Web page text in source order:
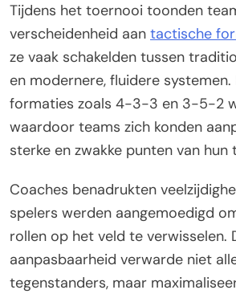
Tijdens het toernooi toonden
verscheidenheid aan tactische
ze vaak schakelden tussen
en modernere, fluidere
formaties zoals 4-3-3 en 3-5-2
waardoor teams zich konden
sterke en zwakke punten van hun
Coaches benadrukten
spelers werden aangemoedigd
rollen op het veld te verwisselen.
aanpasbaarheid verwarde niet
tegenstanders, maar